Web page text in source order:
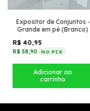
Expositor de Conjuntos -
Grande em pé (Branco)
R$ 40,95
R$ 38,90 NO PIX